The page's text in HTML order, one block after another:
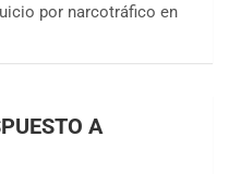
por narcotráfico en
A